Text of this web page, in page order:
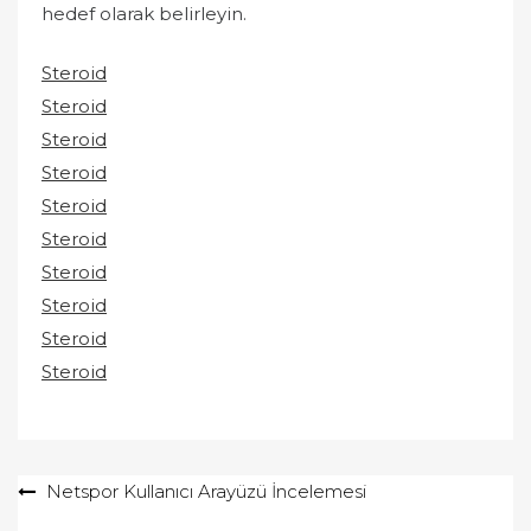
hedef olarak belirleyin.
Steroid
Steroid
Steroid
Steroid
Steroid
Steroid
Steroid
Steroid
Steroid
Steroid
YazıNetspor Kullanıcı Arayüzü İncelemesi